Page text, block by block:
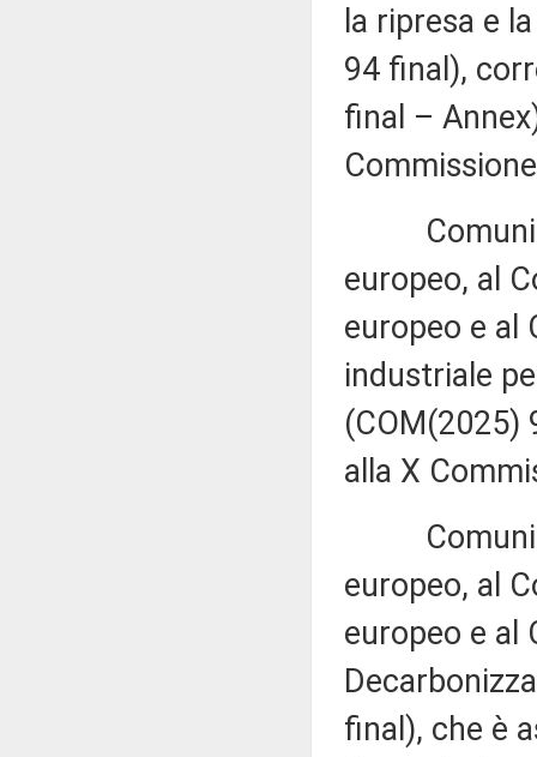
la ripresa e
94 final),
final –
europeo, al
europeo e al
industriale
(COM(2025)
alla X
europeo, al
europeo e al
final), che è